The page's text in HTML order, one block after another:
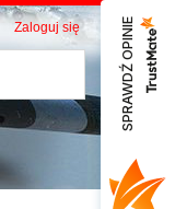
Zaloguj się SPRAWDŹ OPINIE